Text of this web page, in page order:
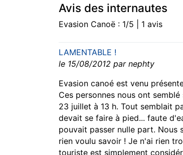
Avis des internautes
Evasion Canoë : 1/5 | 1 avis
LAMENTABLE !
le 15/08/2012 par nephty
Evasion canoé est venu
Ces personnes nous ont
23 juillet à 13 h. Tout semblait
devait se faire à pied... faute
pouvait passer nulle part. Nous
rien voulu savoir ! Je n'ai rien
touriste est simplement